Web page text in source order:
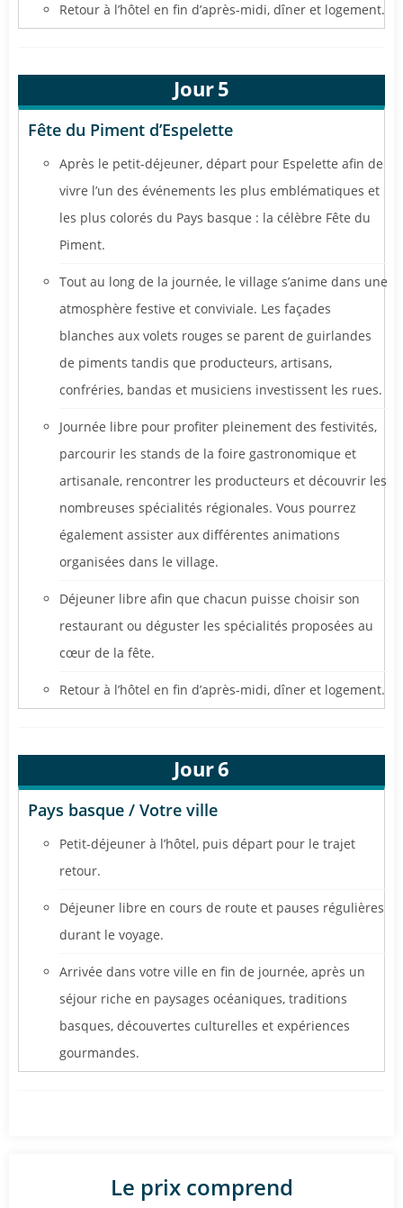
Retour à l’hôtel en fin d’après-midi, dîner et logement.
Jour5
Fête du Piment d’Espelette
Après le petit-déjeuner, départ pour Espelette afin de
vivre l’un des événements les plus emblématiques et
les plus colorés du Pays basque : la célèbre Fête du
Piment.
Tout au long de la journée, le village s’anime dans une
atmosphère festive et conviviale. Les façades
blanches aux volets rouges se parent de guirlandes
de piments tandis que producteurs, artisans,
confréries, bandas et musiciens investissent les rues.
Journée libre pour profiter pleinement des festivités,
parcourir les stands de la foire gastronomique et
artisanale, rencontrer les producteurs et découvrir les
nombreuses spécialités régionales. Vous pourrez
également assister aux différentes animations
organisées dans le village.
Déjeuner libre afin que chacun puisse choisir son
restaurant ou déguster les spécialités proposées au
cœur de la fête.
Retour à l’hôtel en fin d’après-midi, dîner et logement.
Jour6
Pays basque / Votre ville
Petit-déjeuner à l’hôtel, puis départ pour le trajet
retour.
Déjeuner libre en cours de route et pauses régulières
durant le voyage.
Arrivée dans votre ville en fin de journée, après un
séjour riche en paysages océaniques, traditions
basques, découvertes culturelles et expériences
gourmandes.
Le prix comprend